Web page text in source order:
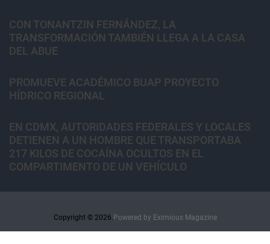
CON TONANTZIN FERNÁNDEZ, LA
TRANSFORMACIÓN TAMBIÉN LLEGA A LA CASA
DEL ABUE
PROMUEVE ACADÉMICO BUAP PROYECTO
HÍDRICO REGIONAL
EN CDMX, AUTORIDADES FEDERALES Y LOCALES
DETIENEN A UN HOMBRE QUE TRANSPORTABA
217 KILOS DE COCAÍNA OCULTOS EN EL
COMPARTIMENTO DE UN VEHÍCULO
Copyright © 2026. Powered by Eximious Magazine